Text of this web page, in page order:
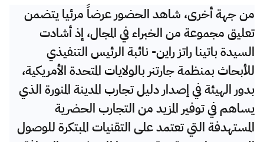
من جهة أخرى، شاهد الحضور عرضاً مرئيا يتضمن
تعليق مجموعة من الخبراء في المجال، إذ أشادت
السيدة باتينا راتز راين- نائبة الرئيس التنفيذي
للأبحاث بمنظمة جارتنر بالولايات المتحدة الأمريكية،
بدور الهيئة في إصدار دليل تجارب المدينة المنورة الذي
يساهم في توفير المزيد من التجارب الحضرية
المستهدفة التي تعتمد على التقنيات المبتكرة للوصول